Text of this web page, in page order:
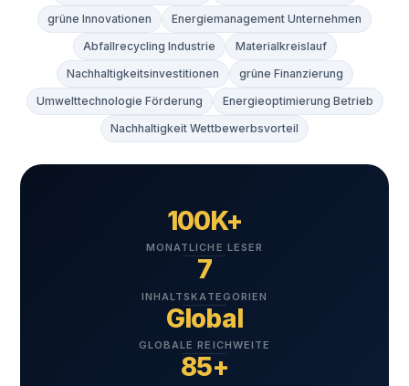
grüne Innovationen
Energiemanagement Unternehmen
Abfallrecycling Industrie
Materialkreislauf
Nachhaltigkeitsinvestitionen
grüne Finanzierung
Umwelttechnologie Förderung
Energieoptimierung Betrieb
Nachhaltigkeit Wettbewerbsvorteil
100K+
MONATLICHE LESER
7
INHALTSKATEGORIEN
Global
GLOBALE REICHWEITE
85+